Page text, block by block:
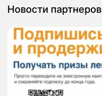
Новости партнеров